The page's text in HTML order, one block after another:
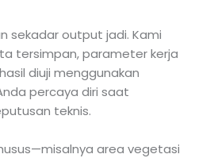
sekadar output jadi. Kami
tersimpan, parameter kerja
diuji menggunakan
percaya diri saat
teknis.
area vegetasi